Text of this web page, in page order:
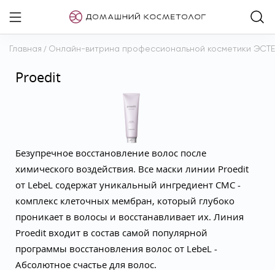
Главная / Онлайн-витрина профессиональной косметики
Proedit
Безупречное восстановление волос после
химического воздействия. Все маски линии Proedit
от LebeL содержат уникальный ингредиент CMC -
комплекс клеточных мембран, который глубоко
проникает в волосы и восстанавливает их. Линия
Proedit входит в состав самой популярной
программы восстановления волос от LebeL -
Абсолютное счастье для волос.